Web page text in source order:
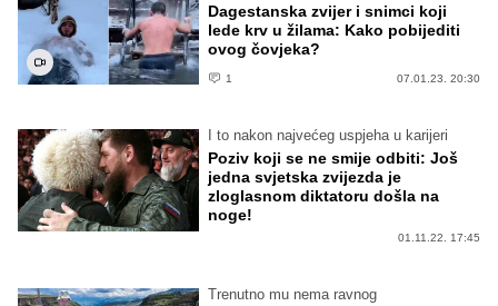
Dagestanska zvijer i snimci koji
lede krv u žilama: Kako pobijediti
ovog čovjeka?
1 07.01.23. 20:30
I to nakon najvećeg uspjeha u karijeri
Poziv koji se ne smije odbiti: Još
jedna svjetska zvijezda je
zloglasnom diktatoru došla na
noge!
01.11.22. 17:45
Trenutno mu nema ravnog